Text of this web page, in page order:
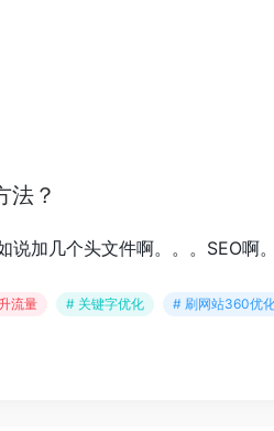
法？
加几个头文件啊。。。SEO啊
流量 # 关键字优化 # 刷网站360优